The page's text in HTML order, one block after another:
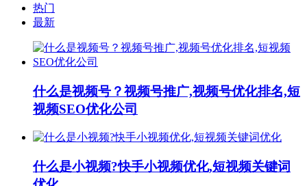
热门
最新
什么是视频号？视频号推广,视频号优化排名,短
视频SEO优化公司
什么是小视频?快手小视频优化,短视频关键词